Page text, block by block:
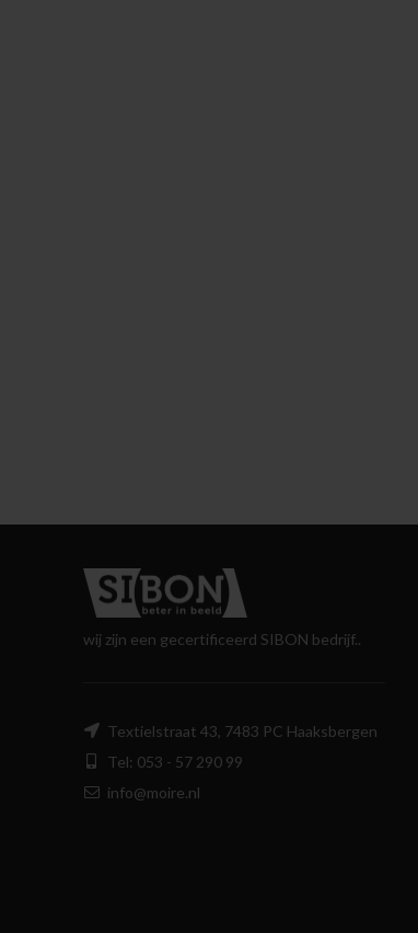
wij zijn een gecertificeerd SIBON bedrijf..
Textielstraat 43, 7483 PC Haaksbergen
Tel: 053 - 57 290 99
info@moire.nl